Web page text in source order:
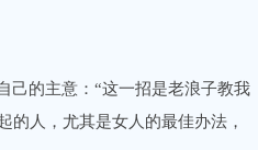
的主意：“这一招是老浪子教我
的人，尤其是女人的最佳办法，